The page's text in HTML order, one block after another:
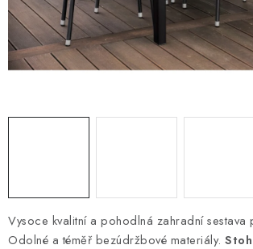
GRILY
VÝPRODEJ
NOVINKY
Nákup na splátky ESSOX
Vysoce kvalitní a pohodlná zahradní
Odolné a téměř bezúdržbové materiály.